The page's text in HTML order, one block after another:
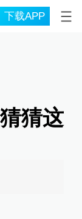
下载APP
猜这